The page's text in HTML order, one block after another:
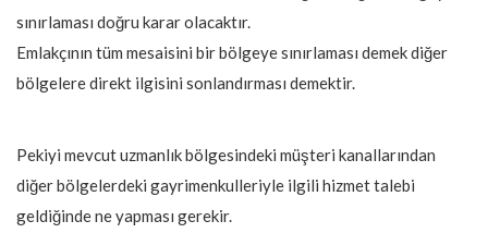
sınırlaması doğru karar olacaktır.
Emlakçının tüm mesaisini bir bölgeye sınırlaması demek diğer
bölgelere direkt ilgisini sonlandırması demektir.
Pekiyi mevcut uzmanlık bölgesindeki müşteri kanallarından
diğer bölgelerdeki gayrimenkulleriyle ilgili hizmet talebi
geldiğinde ne yapması gerekir.